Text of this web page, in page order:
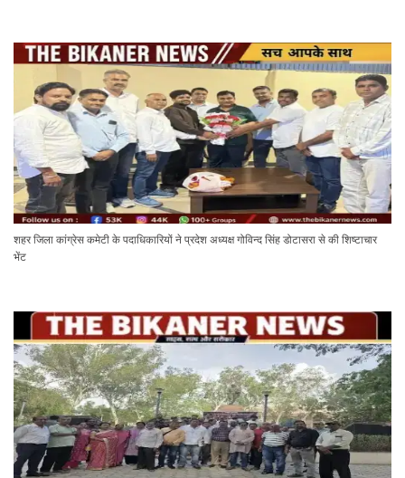
शहर जिला कांग्रेस कमेटी के पदाधिकारियों ने प्रदेश अध्यक्ष गोविन्द सिंह डोटासरा से की शिष्टाचार
भेंट